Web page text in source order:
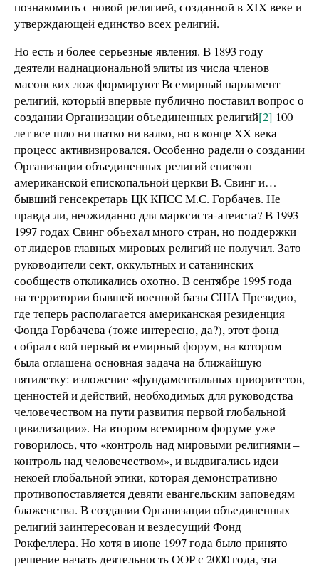
познакомить с новой религией, созданной в XIX веке и
утверждающей единство всех религий.
Но есть и более серьезные явления. В 1893 году
деятели наднациональной элиты из числа членов
масонских лож формируют Всемирный парламент
религий, который впервые публично поставил вопрос о
создании Организации объединенных религий[2] 100
лет все шло ни шатко ни валко, но в конце XX века
процесс активизировался. Особенно радели о создании
Организации объединенных религий епископ
американской епископальной церкви В. Свинг и…
бывший генсекретарь ЦК КПСС М.С. Горбачев. Не
правда ли, неожиданно для марксиста-атеиста? В 1993–
1997 годах Свинг объехал много стран, но поддержки
от лидеров главных мировых религий не получил. Зато
руководители сект, оккультных и сатанинских
сообществ откликались охотно. В сентябре 1995 года
на территории бывшей военной базы США Президио,
где теперь располагается американская резиденция
Фонда Горбачева (тоже интересно, да?), этот фонд
собрал свой первый всемирный форум, на котором
была оглашена основная задача на ближайшую
пятилетку: изложение «фундаментальных приоритетов,
ценностей и действий, необходимых для руководства
человечеством на пути развития первой глобальной
цивилизации». На втором всемирном форуме уже
говорилось, что «контроль над мировыми религиями –
контроль над человечеством», и выдвигались идеи
некоей глобальной этики, которая демонстративно
противопоставляется девяти евангельским заповедям
блаженства. В создании Организации объединенных
религий заинтересован и вездесущий Фонд
Рокфеллера. Но хотя в июне 1997 года было принято
решение начать деятельность ООР с 2000 года, эта